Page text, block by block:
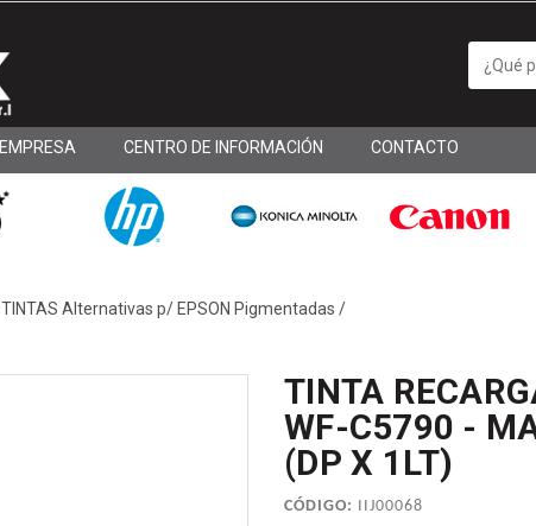
EMPRESA CENTRO DE INFORMACIÓN CONTACTO
TINTAS Alternativas p/ EPSON Pigmentadas /
TINTA
WF-C5790 -
(DP X 1LT)
CÓDIGO: IIJ00068